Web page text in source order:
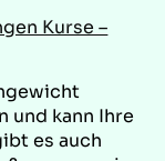
Kurse –
und kann Ihre
es auch